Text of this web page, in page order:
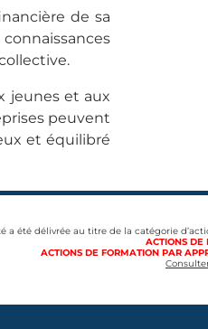
de sa
jeunes et aux
peuvent
et équilibré
a été délivrée au titre de la catégorie
ACTIONS DE
ACTIONS DE FORMATION PAR